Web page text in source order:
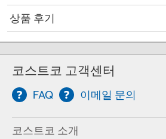
상품 후기
코스트코 고객센터
FAQ 이메일 문의
코스트코 소개